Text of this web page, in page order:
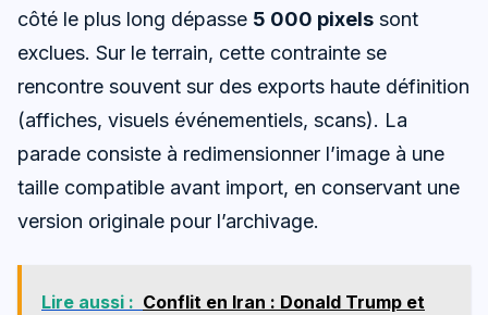
côté le plus long dépasse 5 000 pixels sont
exclues. Sur le terrain, cette contrainte se
rencontre souvent sur des exports haute définition
(affiches, visuels événementiels, scans). La
parade consiste à redimensionner l’image à une
taille compatible avant import, en conservant une
version originale pour l’archivage.
Lire aussi : Conflit en Iran : Donald Trump et